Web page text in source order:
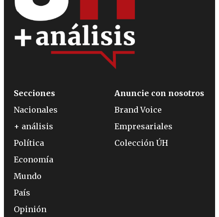
Secciones
Nacionales
+ análisis
Política
Economía
Mundo
País
Opinión
Anuncie con nosotros
Brand Voice
Empresariales
Colección ÚH